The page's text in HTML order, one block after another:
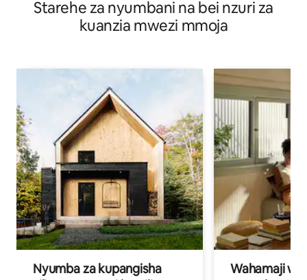
Starehe za nyumbani na bei nzuri za
kuanzia mwezi mmoja
Nyumba za kupangisha
Wahamaji